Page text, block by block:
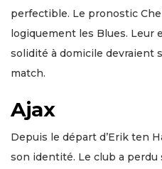
perfectible. Le pronostic
logiquement les Blues. Leur
solidité à domicile devraient
match.
Ajax
Depuis le départ d’Erik ten
son identité. Le club a